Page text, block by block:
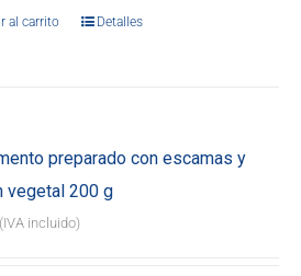
al carrito Detalles
preparado con escamas y
vegetal 200 g
(IVA incluido)